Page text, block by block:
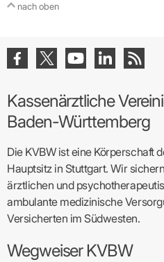
nach oben
Kassenärztliche
Baden-Württemberg
Die KVBW ist eine Körperschaft
Hauptsitz in Stuttgart. Wir
ärztlichen und
ambulante medizinische
Versicherten im Südwesten.
Wegweiser KVBW